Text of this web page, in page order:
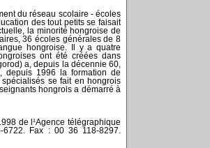
du réseau scolaire - écoles
des tout petits se faisait
la minorité hongroise de
36 écoles générales de 8
hongroise. Il y a quatre
ont été créées dans
a, depuis la décennie 60,
depuis 1996 la formation de
se fait en hongrois
hongrois a démarré à
de l¹Agence télégraphique
Fax : 00 36 118-8297.